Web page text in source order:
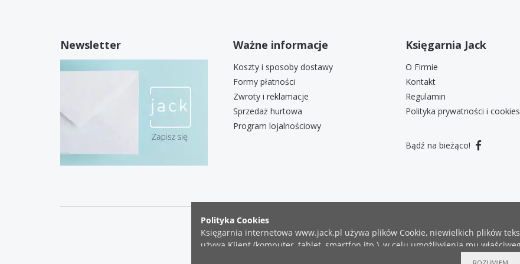
Newsletter Ważne informacje
Koszty i sposoby dostawy
Formy płatności
Zwroty i reklamacje
Sprzedaż hurtowa
Program lojalnościowy
Księgarnia Jack
O Firmie
Kontakt
Regulamin
Polityka prywatności i cookies
Bądź na bieżąco!
COPYRIGHT ©2019 KSIĘGARNIA JACK
ZGŁOŚ BŁĄD